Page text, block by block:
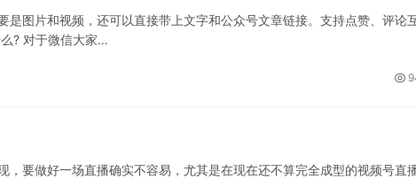
是图片和视频，还可以直接带上文字和公众号文章链接。支持点赞、评论
? 对于微信大家…
，要做好一场直播确实不容易，尤其是在现在还不算完全成型的视频号直